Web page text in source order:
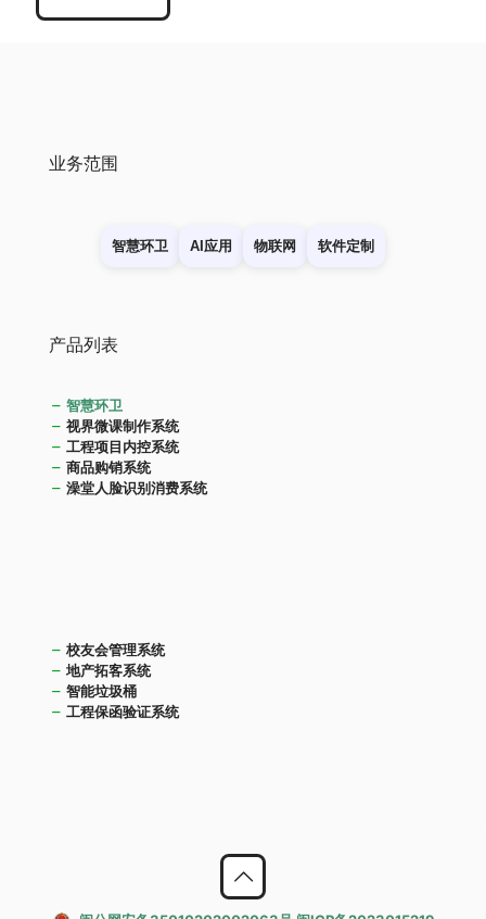
业务范围
智慧环卫 AI应用 物联网 软件定制
产品列表
智慧环卫
视界微课制作系统
工程项目内控系统
商品购销系统
澡堂人脸识别消费系统
校友会管理系统
地产拓客系统
智能垃圾桶
工程保函验证系统